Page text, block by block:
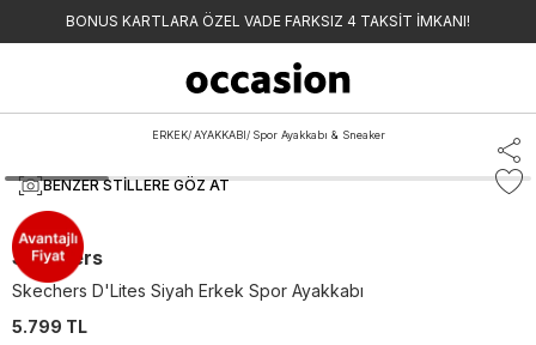
BONUS KARTLARA ÖZEL VADE FARKSIZ 4 TAKSİT İMKANI!
ERKEK/ AYAKKABI/ Spor Ayakkabı & Sneaker
BENZER STILLERE GÖZ AT
Skechers
Skechers D'Lites Siyah Erkek Spor Ayakkabı
5.799 TL